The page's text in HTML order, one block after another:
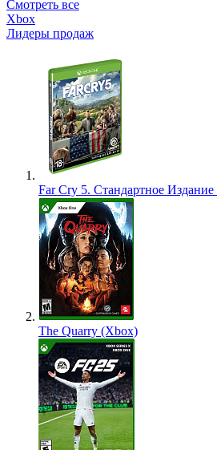
Смотреть все
Xbox
Лидеры продаж
Far Cry 5. Стандартное
The Quarry (Xbox)